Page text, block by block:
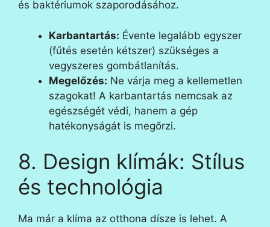
és baktériumok szaporodásához.
Karbantartás: Évente legalább egyszer
(fűtés esetén kétszer) szükséges a
vegyszeres gombátlanítás.
Megelőzés: Ne várja meg a kellemetlen
szagokat! A karbantartás nemcsak az
egészségét védi, hanem a gép
hatékonyságát is megőrzi.
8. Design klímák: Stílus
és technológia
Ma már a klíma az otthona dísze is lehet. A